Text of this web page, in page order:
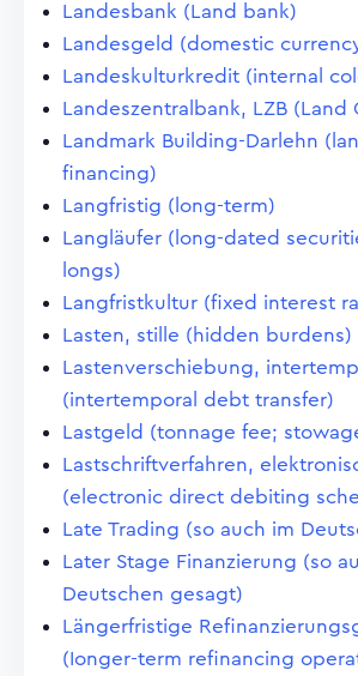
Landesbank (Land bank)
Landesgeld (domestic
Landeskulturkredit (internal
Landeszentralbank, LZB (Land
Landmark Building-Darlehn
financing)
Langfristig (long-term)
Langläufer (long-dated
longs)
Langfristkultur (fixed interest
Lasten, stille (hidden burdens)
Lastenverschiebung,
(intertemporal debt transfer)
Lastgeld (tonnage fee;
Lastschriftverfahren,
(electronic direct debiting
Late Trading (so auch im
Later Stage Finanzierung (so
Deutschen gesagt)
Längerfristige
(Ionger-term refinancing